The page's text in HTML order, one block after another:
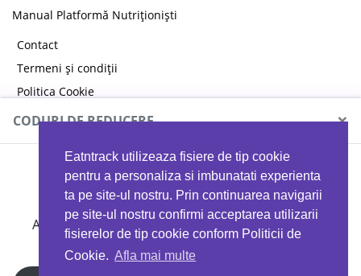
Eatntrack utilizeaza fisiere de tip cookie
pentru a personaliza si imbunatati experienta
ta pe site-ul nostru. Prin continuarea navigarii
pe site-ul nostru confirmi acceptarea utilizarii
fisierelor de tip cookie conform Politicii de
Cookie. Afla mai multe
Manual Platformă Nutriționiști
Contact
Termeni și condiții
Politica Cookie
Politica de confidențialitate
CODURI DE REDUCERE ×
MYPROTEIN
Ai 40%reducere la orice comandă folosind codul
EATTRACK